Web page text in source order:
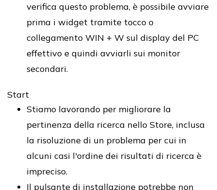
verifica questo problema, è possibile avviare
prima i widget tramite tocco o
collegamento WIN + W sul display del PC
effettivo e quindi avviarli sui monitor
secondari.
Start
Stiamo lavorando per migliorare la
pertinenza della ricerca nello Store, inclusa
la risoluzione di un problema per cui in
alcuni casi l'ordine dei risultati di ricerca è
impreciso.
Il pulsante di installazione potrebbe non